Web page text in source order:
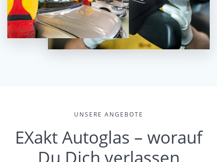
UNSERE ANGEBOTE
EXakt Autoglas – worauf
Du Dich verlassen